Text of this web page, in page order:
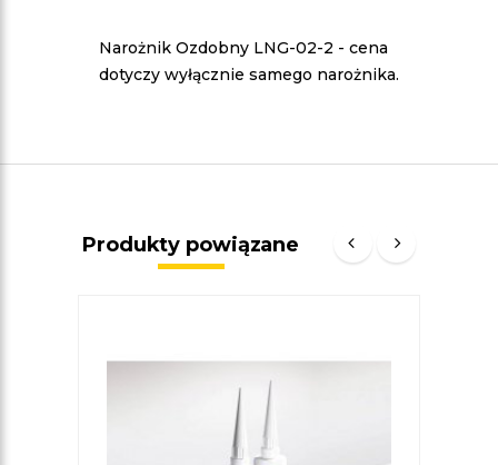
Narożnik Ozdobny LNG-02-2 - cena
dotyczy wyłącznie samego narożnika.
Produkty powiązane